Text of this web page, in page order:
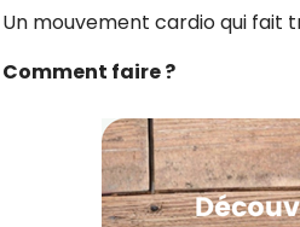
Un mouvement cardio qui fait
Comment faire ?